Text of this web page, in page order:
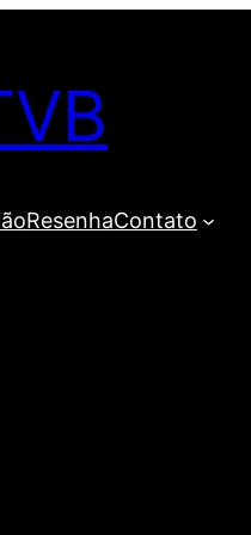
ResenhaContato